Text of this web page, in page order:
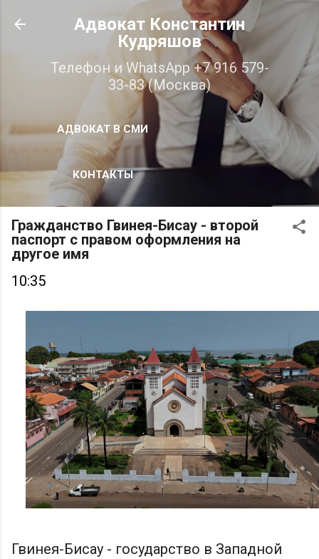
К основному контенту
Адвокат Константин
Кудряшов
Телефон и WhatsApp +7 916 579-
33-83 (Москва)
АДВОКАТ В СМИ
КОНТАКТЫ
Гражданство Гвинея-Бисау - второй
паспорт с правом оформления на
другое имя
10:35
Гвинея-Бисау - государство в Западной